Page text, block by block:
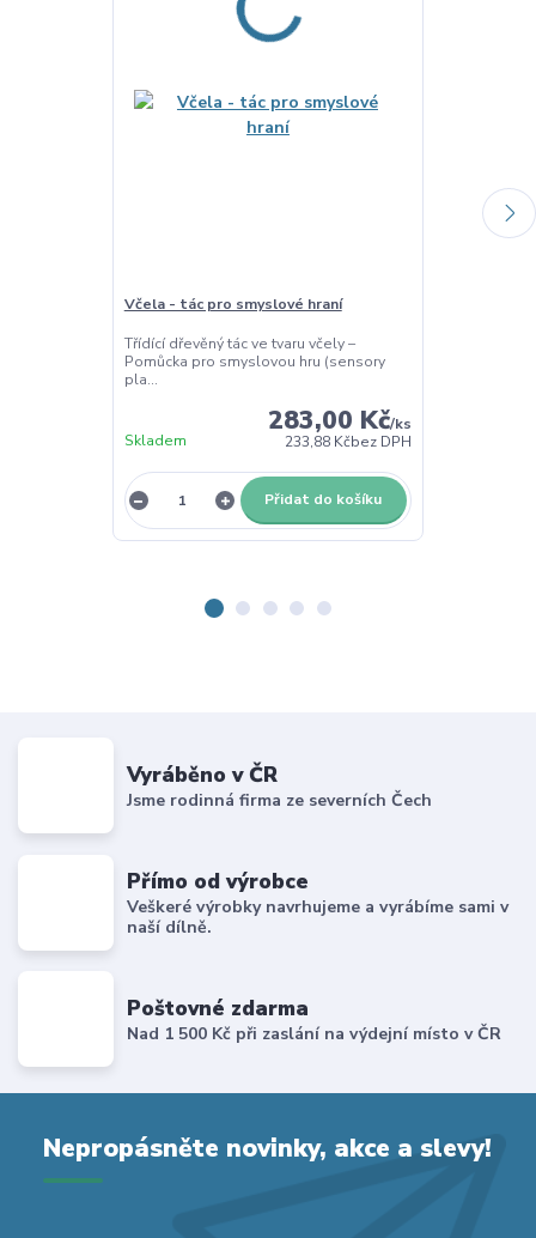
Včela - tác pro smyslové hraní
Třídící dřevěný tác ve tvaru včely –
Pomůcka pro smyslovou hru (sensory
pla...
283,00 Kč/ks
233,88 Kčbez DPH
Skladem
Přidat do košíku
Vyráběno v ČR
Jsme rodinná firma ze severních Čech
Přímo od výrobce
Veškeré výrobky navrhujeme a vyrábíme sami v
naší dílně.
Poštovné zdarma
Nad 1 500 Kč při zaslání na výdejní místo v ČR
Nepropásněte novinky, akce a slevy!